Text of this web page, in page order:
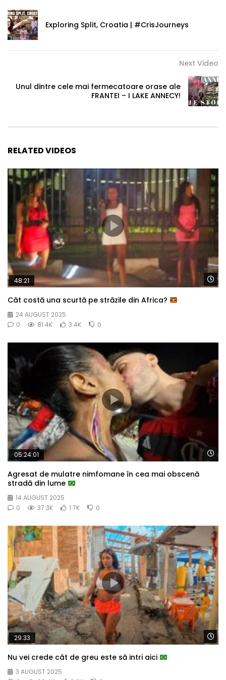
Exploring Split, Croatia | #CrisJourneys
Next Video
Unul dintre cele mai fermecatoare orase ale
FRANTEI – I LAKE ANNECY!
RELATED VIDEOS
48:21
Cât costă una scurtă pe străzile din Africa?
24 AUGUST 2025
0
81.4K 3.4K 0
05:24:01
Agresat de mulatre nimfomane în cea mai obscenă
stradă din lume
14 AUGUST 2025
0
37.3K 1.7K 0
29:33
Nu vei crede cât de greu este să intri aici
3 AUGUST 2025